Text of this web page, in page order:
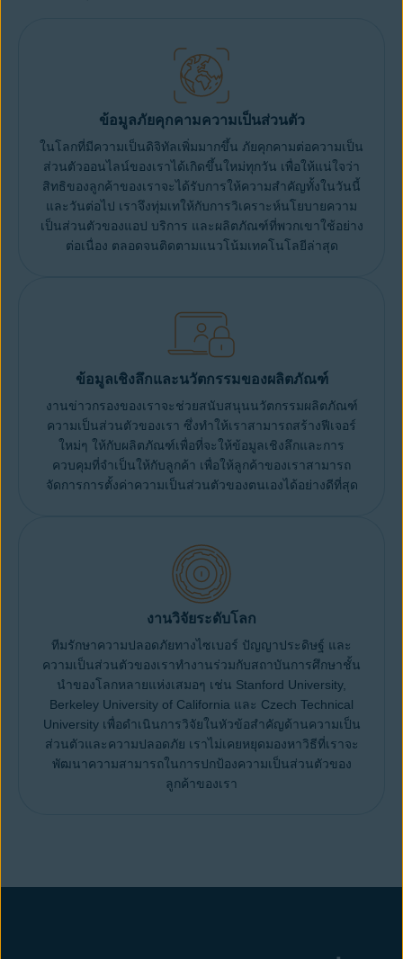
ข้อมูลภัยคุกคามความเป็นส่วนตัว
ในโลกที่มีความเป็นดิจิทัลเพิ่มมากขึ้น ภัยคุกคามต่อความเป็น
ส่วนตัวออนไลน์ของเราได้เกิดขึ้นใหม่ทุกวัน เพื่อให้แน่ใจว่า
สิทธิของลูกค้าของเราจะได้รับการให้ความสำคัญทั้งในวันนี้
และวันต่อไป เราจึงทุ่มเทให้กับการวิเคราะห์นโยบายความ
เป็นส่วนตัวของแอป บริการ และผลิตภัณฑ์ที่พวกเขาใช้อย่าง
ต่อเนื่อง ตลอดจนติดตามแนวโน้มเทคโนโลยีล่าสุด
ข้อมูลเชิงลึกและนวัตกรรมของผลิตภัณฑ์
งานข่าวกรองของเราจะช่วยสนับสนุนนวัตกรรมผลิตภัณฑ์
ความเป็นส่วนตัวของเรา ซึ่งทำให้เราสามารถสร้างฟีเจอร์
ใหม่ๆ ให้กับผลิตภัณฑ์เพื่อที่จะให้ข้อมูลเชิงลึกและการ
ควบคุมที่จำเป็นให้กับลูกค้า เพื่อให้ลูกค้าของเราสามารถ
จัดการการตั้งค่าความเป็นส่วนตัวของตนเองได้อย่างดีที่สุด
งานวิจัยระดับโลก
ทีมรักษาความปลอดภัยทางไซเบอร์ ปัญญาประดิษฐ์ และ
ความเป็นส่วนตัวของเราทำงานร่วมกับสถาบันการศึกษาชั้น
นำของโลกหลายแห่งเสมอๆ เช่น Stanford University,
Berkeley University of California และ Czech Technical
University เพื่อดำเนินการวิจัยในหัวข้อสำคัญด้านความเป็น
ส่วนตัวและความปลอดภัย เราไม่เคยหยุดมองหาวิธีที่เราจะ
พัฒนาความสามารถในการปกป้องความเป็นส่วนตัวของ
ลูกค้าของเรา